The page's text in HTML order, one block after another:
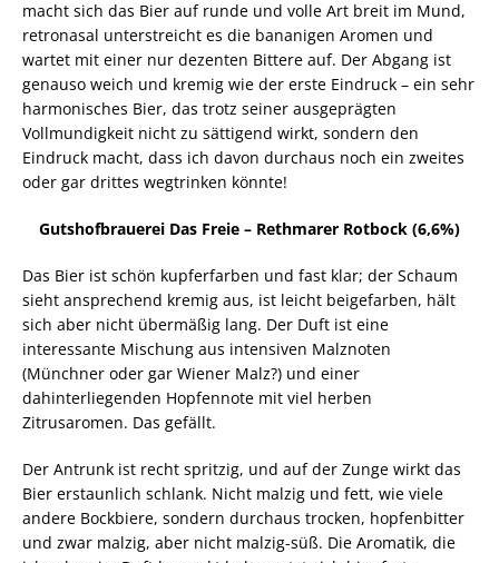
macht sich das Bier auf runde und volle Art breit im Mund,
retronasal unterstreicht es die bananigen Aromen und
wartet mit einer nur dezenten Bittere auf. Der Abgang ist
genauso weich und kremig wie der erste Eindruck – ein sehr
harmonisches Bier, das trotz seiner ausgeprägten
Vollmundigkeit nicht zu sättigend wirkt, sondern den
Eindruck macht, dass ich davon durchaus noch ein zweites
oder gar drittes wegtrinken könnte!
Gutshofbrauerei Das Freie – Rethmarer Rotbock (6,6%)
Das Bier ist schön kupferfarben und fast klar; der Schaum
sieht ansprechend kremig aus, ist leicht beigefarben, hält
sich aber nicht übermäßig lang. Der Duft ist eine
interessante Mischung aus intensiven Malznoten
(Münchner oder gar Wiener Malz?) und einer
dahinterliegenden Hopfennote mit viel herben
Zitrusaromen. Das gefällt.
Der Antrunk ist recht spritzig, und auf der Zunge wirkt das
Bier erstaunlich schlank. Nicht malzig und fett, wie viele
andere Bockbiere, sondern durchaus trocken, hopfenbitter
und zwar malzig, aber nicht malzig-süß. Die Aromatik, die